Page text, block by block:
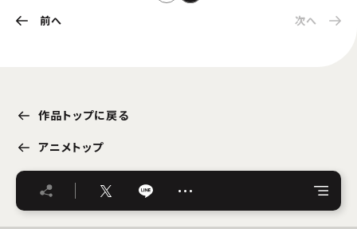
前へ 次へ
作品トップに戻る
アニメトップ
…